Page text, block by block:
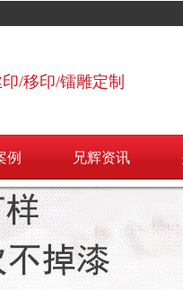
/移印/镭雕定制
例 兄辉资讯